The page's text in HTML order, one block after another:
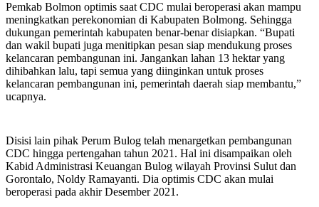
Pemkab Bolmon optimis saat CDC mulai beroperasi akan mampu
meningkatkan perekonomian di Kabupaten Bolmong. Sehingga
dukungan pemerintah kabupaten benar-benar disiapkan. “Bupati
dan wakil bupati juga menitipkan pesan siap mendukung proses
kelancaran pembangunan ini. Jangankan lahan 13 hektar yang
dihibahkan lalu, tapi semua yang diinginkan untuk proses
kelancaran pembangunan ini, pemerintah daerah siap membantu,”
ucapnya.
Disisi lain pihak Perum Bulog telah menargetkan pembangunan
CDC hingga pertengahan tahun 2021. Hal ini disampaikan oleh
Kabid Administrasi Keuangan Bulog wilayah Provinsi Sulut dan
Gorontalo, Noldy Ramayanti. Dia optimis CDC akan mulai
beroperasi pada akhir Desember 2021.